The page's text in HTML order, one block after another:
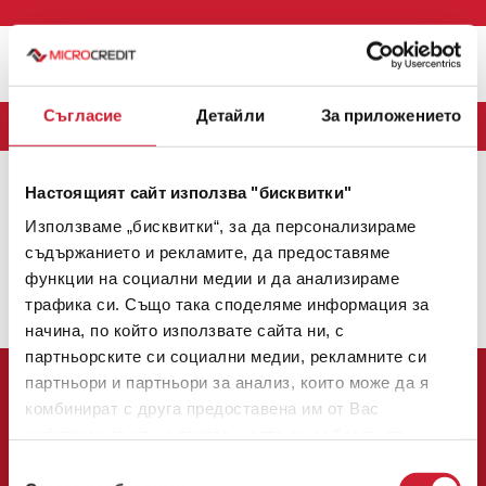
Съгласие Детайли За приложението
Настоящият сайт използва "бисквитки"
Използваме „бисквитки“, за да персонализираме
съдържанието и рекламите, да предоставяме
функции на социални медии и да анализираме
трафика си. Също така споделяме информация за
начина, по който използвате сайта ни, с
партньорските си социални медии, рекламните си
партньори и партньори за анализ, които може да я
комбинират с друга предоставена им от Вас
БЛОГ
CREDIHOME(3) CREDITRADE(2)
Няма налични теми.
1 2 3 4 5 6 7 8 9 10 11 12 13 14
Централен офис: